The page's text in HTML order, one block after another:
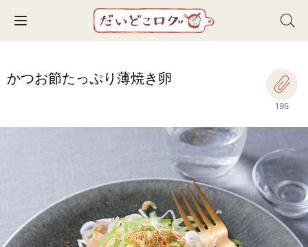
Toggle navigation
かつお節たっぷり薄焼き卵
195